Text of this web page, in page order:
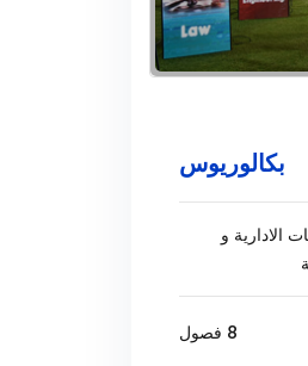
بكالوريوس
الادارية و
8 فصول